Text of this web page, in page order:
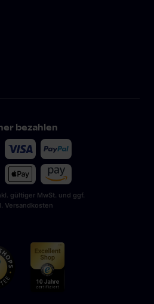
bezahlen
gültiger MwSt. und ggf.
Versandkosten